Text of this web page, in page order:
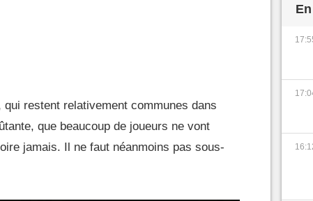
qui restent relativement communes dans
que beaucoup de joueurs ne vont
jamais. Il ne faut néanmoins pas sous-